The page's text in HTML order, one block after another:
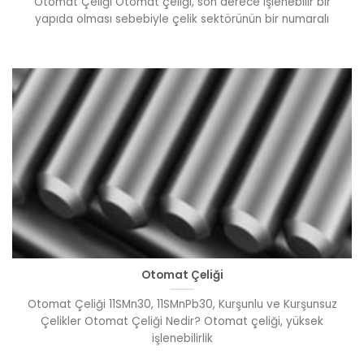
yapıda olması sebebiyle çelik sektörünün bir numaralı
Otomat Çeliği
Otomat Çeliği 11SMn30, 11SMnPb30, Kurşunlu ve Kurşunsuz
Çelikler Otomat Çeliği Nedir? Otomat çeliği, yüksek
işlenebilirlik